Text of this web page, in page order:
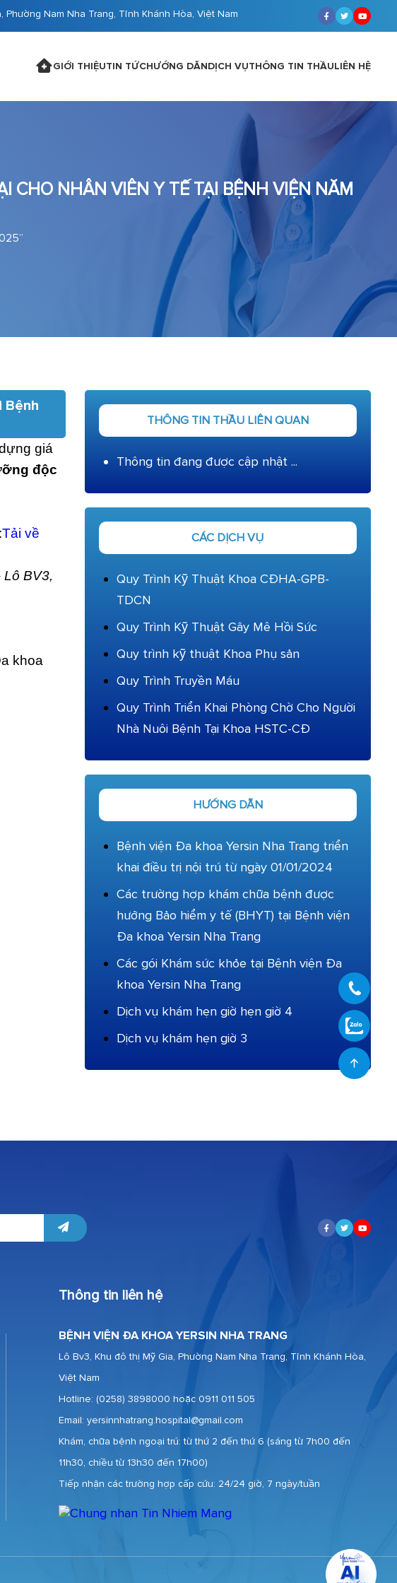
Phường Nam Nha Trang, Tỉnh Khánh Hòa, Việt Nam
GIỚI THIỆUTIN TỨCHƯỚNG DẪNDỊCH VỤTHÔNG TIN THẦULIÊN HỆ
CHO NHÂN VIÊN Y TẾ TẠI BỆNH VIỆN NĂM
Bệnh
giá
độc
Tải về
BV3,
khoa
THÔNG TIN THẦU LIÊN QUAN
Thông tin đang được cập nhật ...
CÁC DỊCH VỤ
Quy Trình Kỹ Thuật Khoa CĐHA-GPB-
TDCN
Quy Trình Kỹ Thuật Gây Mê Hồi Sức
Quy trình kỹ thuật Khoa Phụ sản
Quy Trình Truyền Máu
Quy Trình Triển Khai Phòng Chờ Cho Người
Nhà Nuôi Bệnh Tại Khoa HSTC-CĐ
HƯỚNG DẪN
Bệnh viện Đa khoa Yersin Nha Trang triển
khai điều trị nội trú từ ngày 01/01/2024
Các trường hợp khám chữa bệnh được
hưởng Bảo hiểm y tế (BHYT) tại Bệnh viện
Đa khoa Yersin Nha Trang
Các gói Khám sức khỏe tại Bệnh viện Đa
khoa Yersin Nha Trang
Dịch vụ khám hẹn giờ hẹn giờ 4
Dịch vụ khám hẹn giờ 3
Thông tin liên hệ
BỆNH VIỆN ĐA KHOA YERSIN NHA TRANG
Lô Bv3, Khu đô thị Mỹ Gia, Phường Nam Nha Trang, Tỉnh Khánh Hòa,
Việt Nam
Hotline:(0258) 3898000 hoặc 0911 011 505
Email: yersinnhatrang.hospital@gmail.com
Khám, chữa bệnh ngoại trú: từ thứ 2 đến thứ 6 (sáng từ 7h00 đến
11h30, chiều từ 13h30 đến 17h00)
Tiếp nhận các trường hợp cấp cứu: 24/24 giờ, 7 ngày/tuần